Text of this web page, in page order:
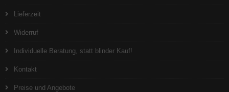
Lieferzeit
Widerruf
Individuelle Beratung, statt blinder Kauf!
Kontakt
Preise und Angebote